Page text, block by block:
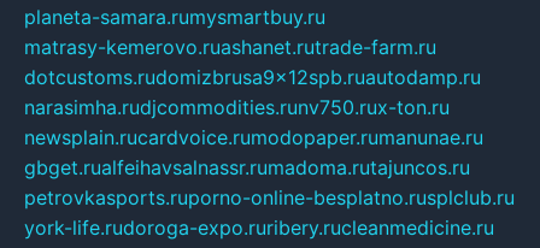
planeta-samara.rumysmartbuy.ru
matrasy-kemerovo.ruashanet.rutrade-farm.ru
dotcustoms.rudomizbrusa9x12spb.ruautodamp.ru
narasimha.rudjcommodities.runv750.rux-ton.ru
newsplain.rucardvoice.rumodopaper.rumanunae.ru
gbget.rualfeihavsalnassr.rumadoma.rutajuncos.ru
petrovkasports.ruporno-online-besplatno.rusplclub.ru
york-life.rudoroga-expo.ruribery.rucleanmedicine.ru